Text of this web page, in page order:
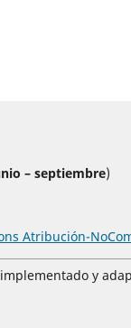
– septiembre)
Atribución-
implementado y